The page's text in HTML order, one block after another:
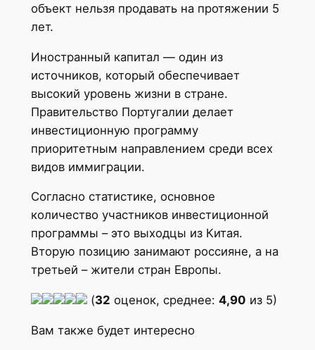
объект нельзя продавать на протяжении 5
лет.
Иностранный капитал — один из
источников, который обеспечивает
высокий уровень жизни в стране.
Правительство Португалии делает
инвестиционную программу
приоритетным направлением среди всех
видов иммиграции.
Согласно статистике, основное
количество участников инвестиционной
программы – это выходцы из Китая.
Вторую позицию занимают россияне, а на
третьей – жители стран Европы.
(32 оценок, среднее: 4,90 из 5)
Вам также будет интересно